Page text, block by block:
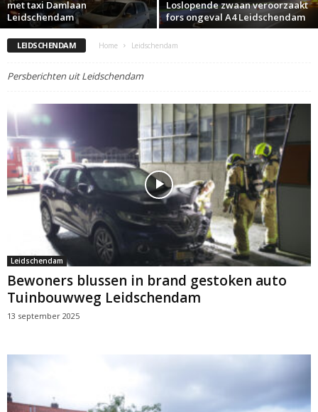
met taxi Damlaan
Leidschendam
Loslopende zwaan veroorzaakt
fors ongeval A4 Leidschendam
LEIDSCHENDAM Home Leidschendam
Persberichten uit Leidschendam
Leidschendam
Bewoners blussen in brand gestoken auto
Tuinbouwweg Leidschendam
13 september 2025